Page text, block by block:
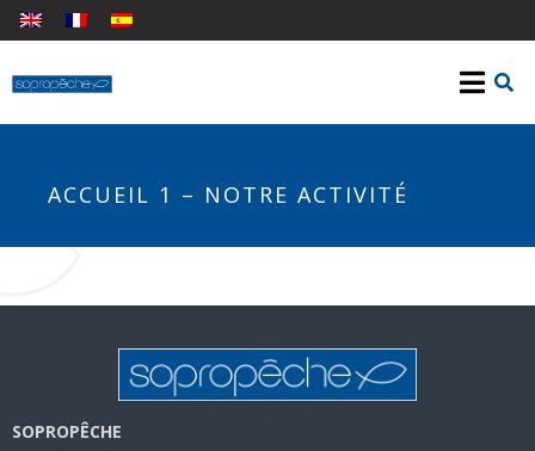
ACCUEIL 1 – NOTRE ACTIVITÉ
SOPROPÊCHE